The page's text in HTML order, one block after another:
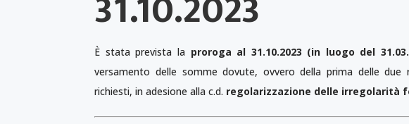
È stata prevista la proroga al 31.10.2023 (in luogo del
versamento delle somme dovute, ovvero della prima delle
richiesti, in adesione alla c.d. regolarizzazione delle irregolarità